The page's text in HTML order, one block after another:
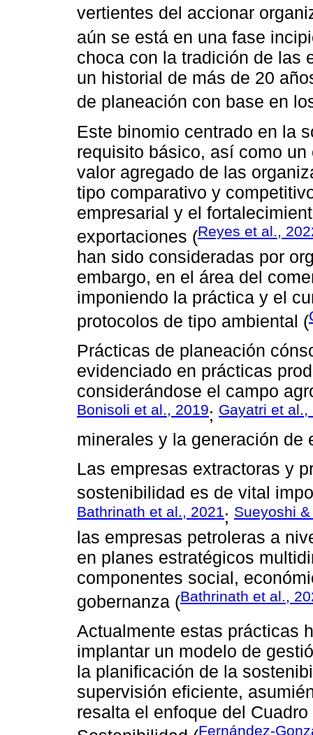
vertientes del accionar
aún se está en una fase
choca con la tradición de las
un historial de más de 20
de planeación con base en
Este binomio centrado en la
requisito básico, así como
valor agregado de las
tipo comparativo y
empresarial y el
exportaciones (Reyes et al.,
han sido consideradas por
embargo, en el área del
imponiendo la práctica y el
protocolos de tipo ambiental (
Prácticas de planeación
evidenciado en prácticas
considerándose el campo
Bonisoli et al., 2019; Gayatri et al.,
minerales y la generación de
Las empresas extractoras y
sostenibilidad es de vital
Bathrinath et al., 2021 ; Sueyoshi
las empresas petroleras a
en planes estratégicos
componentes social,
gobernanza (Bathrinath et al.,
Actualmente estas prácticas
implantar un modelo de
la planificación de la
supervisión eficiente,
resalta el enfoque del
Fernández-